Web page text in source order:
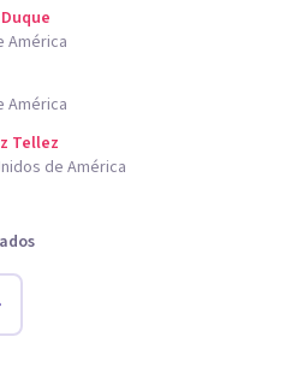
América
América
Tellez
de América